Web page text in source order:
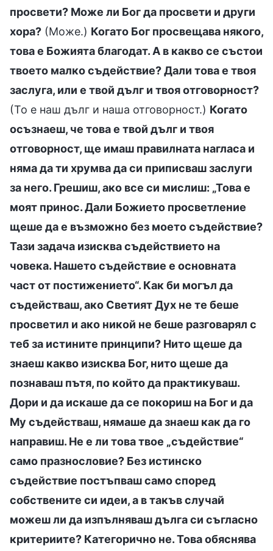
просвети? Може ли Бог да просвети и други
хора? (Може.) Когато Бог просвещава някого,
това е Божията благодат. А в какво се състои
твоето малко съдействие? Дали това е твоя
заслуга, или е твой дълг и твоя отговорност?
(То е наш дълг и наша отговорност.) Когато
осъзнаеш, че това е твой дълг и твоя
отговорност, ще имаш правилната нагласа и
няма да ти хрумва да си приписваш заслуги
за него. Грешиш, ако все си мислиш: „Това е
моят принос. Дали Божието просветление
щеше да е възможно без моето съдействие?
Тази задача изисква съдействието на
човека. Нашето съдействие е основната
част от постижението“. Как би могъл да
съдействаш, ако Светият Дух не те беше
просветил и ако никой не беше разговарял с
теб за истините принципи? Нито щеше да
знаеш какво изисква Бог, нито щеше да
познаваш пътя, по който да практикуваш.
Дори и да искаше да се покориш на Бог и да
Му съдействаш, нямаше да знаеш как да го
направиш. Не е ли това твое „съдействие“
само празнословие? Без истинско
съдействие постъпваш само според
собствените си идеи, а в такъв случай
можеш ли да изпълняваш дълга си съгласно
критериите? Категорично не. Това обяснява